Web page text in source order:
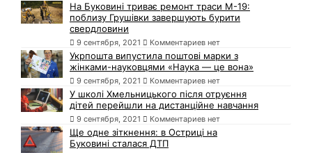
На Буковині триває ремонт траси М-19:
поблизу Грушівки завершують бурити
свердловини
9 сентября, 2021 Комментариев нет
Укрпошта випустила поштові марки з
жінками-науковцями «Наука — це вона»
9 сентября, 2021 Комментариев нет
У школі Хмельницького після отруєння
дітей перейшли на дистанційне навчання
9 сентября, 2021 Комментариев нет
Ще одне зіткнення: в Остриці на
Буковині сталася ДТП